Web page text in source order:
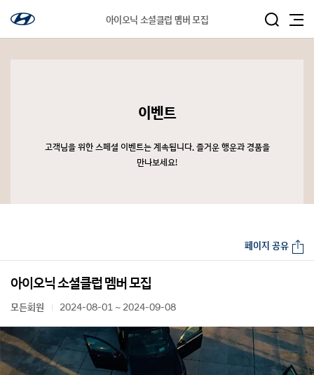
아이오닉 소셜클럽 멤버 모집
이벤트
고객님을 위한 스페셜 이벤트는 계속됩니다. 즐거운 행운과 경품을
만나보세요!
아이오닉 소셜클럽 멤버 모집
모든회원 2024-08-01 ~ 2024-09-08
페이지 공유